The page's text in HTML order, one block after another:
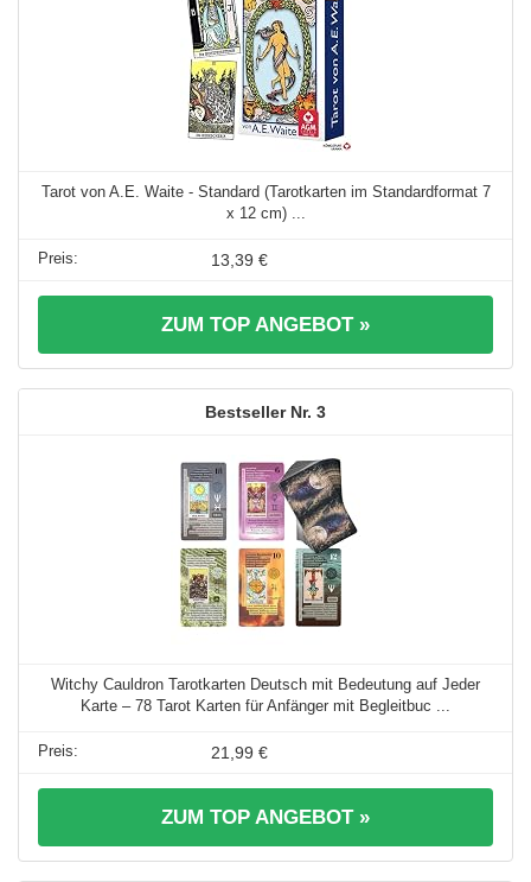
Tarot von A.E. Waite - Standard (Tarotkarten im Standardformat 7
x 12 cm) ...
13,39 €
ZUM TOP ANGEBOT »
3
Witchy Cauldron Tarotkarten Deutsch mit Bedeutung auf Jeder
Karte – 78 Tarot Karten für Anfänger mit Begleitbuc ...
21,99 €
ZUM TOP ANGEBOT »